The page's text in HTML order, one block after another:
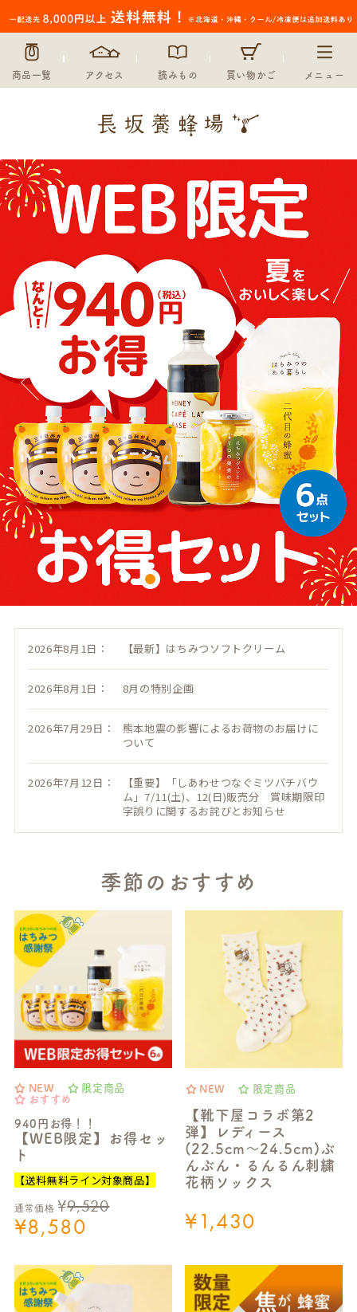
商品一覧 アクセス 読みもの 買い物かご メニュー
2026年8月1日： 【最新】はちみつソフトクリーム
2026年8月1日： 8月の特別企画
2026年7月29日：
熊本地震の影響によるお荷物のお届けに
ついて
2026年7月12日：
【重要】「しあわせつなぐミツバチバウ
ム」7/11(土)、12(日)販売分 賞味期限印
字誤りに関するお詫びとお知らせ
季節のおすすめ
NEW
限定商品
おすすめ
940円お得！！
【WEB限定】お得セッ
ト
【送料無料ライン対象商品】
通常価格 ¥9,520
¥8,580
NEW 限定商品
【靴下屋コラボ第2
弾】レディース
(22.5cm～24.5cm)ぶ
んぶん・るんるん刺繍
花柄ソックス
¥1,430